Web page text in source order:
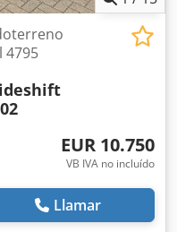
4795
EUR 10.750
VB IVA no incluído
Llamar